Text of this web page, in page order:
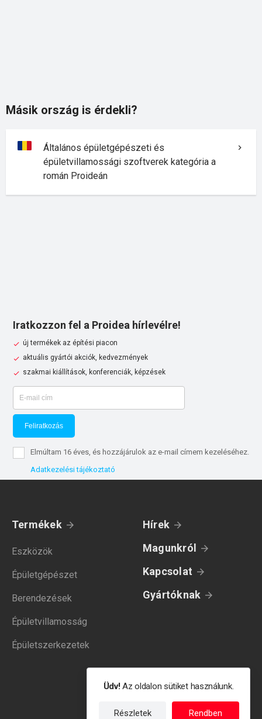
Másik ország is érdekli?
Általános épületgépészeti és
épületvillamossági szoftverek kategória a
román Proideán
Iratkozzon fel a Proidea hírlevélre!
új termékek az építési piacon
aktuális gyártói akciók, kedvezmények
szakmai kiállítások, konferenciák, képzések
Feliratkozás
Elmúltam 16 éves, és hozzájárulok az e-mail címem kezeléséhez.
Adatkezelési tájékoztató
Termékek
Eszközök
Épületgépészet
Berendezések
Épületvillamosság
Épületszerkezetek
Hírek
Magunkról
Kapcsolat
Gyártóknak
Üdv!Az oldalon sütiket használunk.
Részletek Rendben